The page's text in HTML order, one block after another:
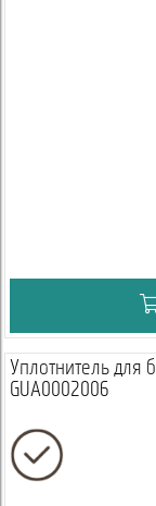
Уплотнитель для
GUA0002006